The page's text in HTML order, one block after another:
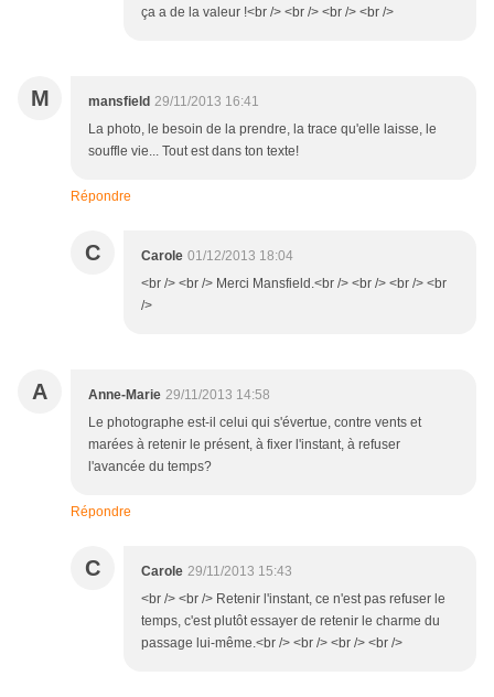
ça a de la valeur !<br /> <br /> <br /> <br />
M mansfield 29/11/2013 16:41
La photo, le besoin de la prendre, la trace qu'elle laisse, le
souffle vie... Tout est dans ton texte!
Répondre
C Carole 01/12/2013 18:04
<br /> <br /> Merci Mansfield.<br /> <br /> <br /> <br
/>
A Anne-Marie 29/11/2013 14:58
Le photographe est-il celui qui s'évertue, contre vents et
marées à retenir le présent, à fixer l'instant, à refuser
l'avancée du temps?
Répondre
C Carole 29/11/2013 15:43
<br /> <br /> Retenir l'instant, ce n'est pas refuser le
temps, c'est plutôt essayer de retenir le charme du
passage lui-même.<br /> <br /> <br /> <br />